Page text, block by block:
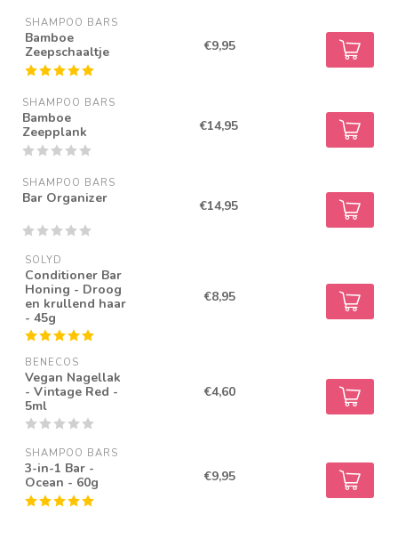
SHAMPOO BARS
Bamboe
Zeepschaaltje
€9,95
SHAMPOO BARS
Bamboe
Zeepplank
€14,95
SHAMPOO BARS
Bar Organizer €14,95
SOLYD
Conditioner Bar
Honing - Droog
en krullend haar
- 45g
€8,95
BENECOS
Vegan Nagellak
- Vintage Red -
5ml
€4,60
SHAMPOO BARS
3-in-1 Bar -
Ocean - 60g
€9,95